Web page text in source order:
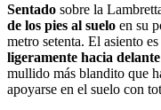
Sentado sobre la
de los pies al suelo en su
metro setenta. El asiento
ligeramente hacia delante
mullido más blandito que
apoyarse en el suelo con